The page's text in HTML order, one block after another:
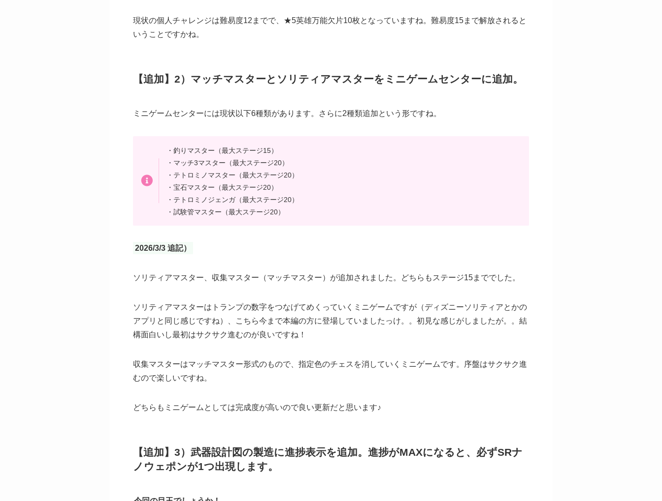
現状の個人チャレンジは難易度12までで、★5英雄万能欠片10枚となっていますね。難易度15まで解放されると
いうことですかね。
【追加】2）マッチマスターとソリティアマスターをミニゲームセンターに追加。
ミニゲームセンターには現状以下6種類があります。さらに2種類追加という形ですね。
・釣りマスター（最大ステージ15）
・マッチ3マスター（最大ステージ20）
・テトロミノマスター（最大ステージ20）
・宝石マスター（最大ステージ20）
・テトロミノジェンガ（最大ステージ20）
・試験管マスター（最大ステージ20）
2026/3/3 追記）
ソリティアマスター、収集マスター（マッチマスター）が追加されました。どちらもステージ15まででした。
ソリティアマスターはトランプの数字をつなげてめくっていくミニゲームですが（ディズニーソリティアとかの
アプリと同じ感じですね）、こちら今まで本編の方に登場していましたっけ。。初見な感じがしましたが。。結
構面白いし最初はサクサク進むのが良いですね！
収集マスターはマッチマスター形式のもので、指定色のチェスを消していくミニゲームです。序盤はサクサク進
むので楽しいですね。
どちらもミニゲームとしては完成度が高いので良い更新だと思います♪
【追加】3）武器設計図の製造に進捗表示を追加。進捗がMAXになると、必ずSRナ
ノウェポンが1つ出現します。